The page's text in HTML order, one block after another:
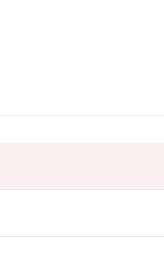
ENVOYER MA DEMANDE ✨
48h🇫🇷 Flocage en France✅ Validation